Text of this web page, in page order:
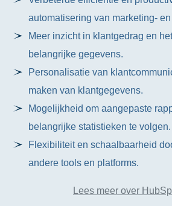
automatisering van marketing-
Meer inzicht in klantgedrag en
belangrijke gegevens.
Personalisatie van
maken van klantgegevens.
Mogelijkheid om aangepaste
belangrijke statistieken te volgen.
Flexibiliteit en schaalbaarheid
andere tools en platforms.
Lees meer over